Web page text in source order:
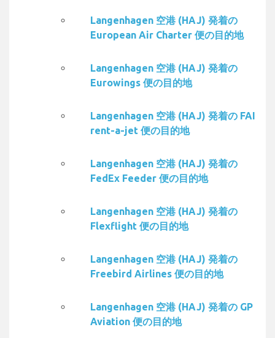
Langenhagen 空港 (HAJ) 発着の
European Air Charter 便の目的地
Langenhagen 空港 (HAJ) 発着の
Eurowings 便の目的地
Langenhagen 空港 (HAJ) 発着の FAI
rent-a-jet 便の目的地
Langenhagen 空港 (HAJ) 発着の
FedEx Feeder 便の目的地
Langenhagen 空港 (HAJ) 発着の
Flexflight 便の目的地
Langenhagen 空港 (HAJ) 発着の
Freebird Airlines 便の目的地
Langenhagen 空港 (HAJ) 発着の GP
Aviation 便の目的地